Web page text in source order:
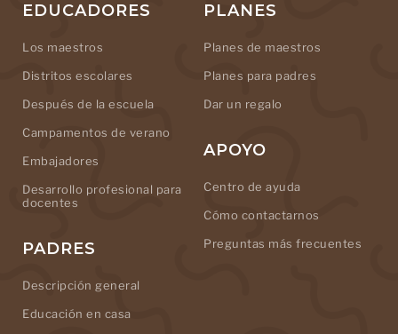
EDUCADORES
Los maestros
Distritos escolares
Después de la escuela
Campamentos de verano
Embajadores
Desarrollo profesional para
docentes
PADRES
Descripción general
Educación en casa
PLANES
Planes de maestros
Planes para padres
Dar un regalo
APOYO
Centro de ayuda
Cómo contactarnos
Preguntas más frecuentes